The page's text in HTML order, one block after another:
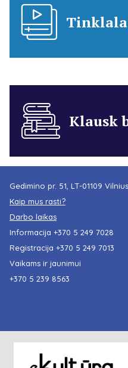
Klausk
Gedimino pr. 51, LT-01109 Vilnius
Kaip mus rasti?
Darbo laikas
Informacija +370 5 249 7028
Registracija +370 5 249 7013
Vaikams ir jaunimui
+370 5 239 8563